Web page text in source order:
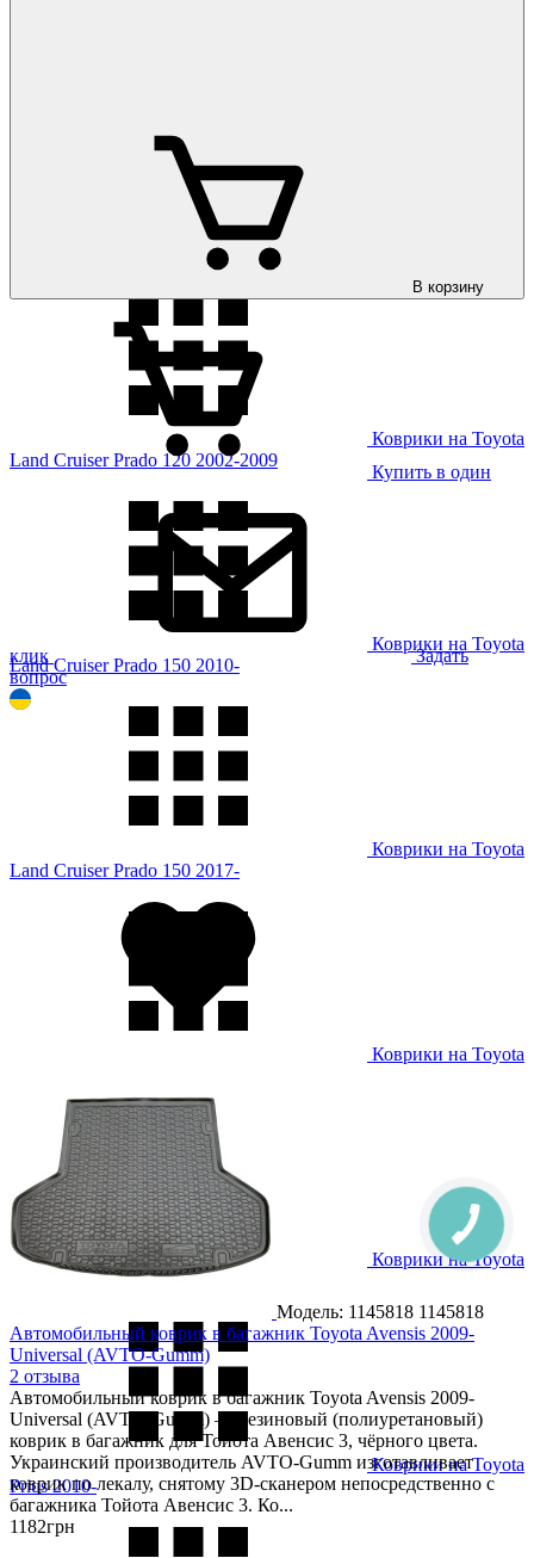
Коврики на Toyota
Land Cruiser Prado 120 2002-2009
Коврики на Toyota
Land Cruiser Prado 150 2010-
Коврики на Toyota
Land Cruiser Prado 150 2017-
Коврики на Toyota
Коврики на Toyota
Previa 2000-2006
Коврики на Toyota
Prius 2010-
В корзину
Купить в один
клик
Задать
вопрос
Модель: 1145818 1145818
Автомобильный коврик в багажник Toyota Avensis 2009-
Universal (AVTO-Gumm)
2 отзыва
Автомобильный коврик в багажник Toyota Avensis 2009-
Universal (AVTO-Gumm) — резиновый (полиуретановый)
коврик в багажник для Тойота Авенсис 3, чёрного цвета.
Украинский производитель AVTO-Gumm изготавливает
коврик по лекалу, снятому 3D-сканером непосредственно с
багажника Тойота Авенсис 3. Ко...
1182грн